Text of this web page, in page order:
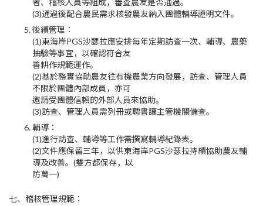
(3)通過後配合農民需求核發農友納入團體輔導證明文件。
後續管理：
(1)東海岸PGS沙瑟拉應安排每年定期訪查一次、輔導、農藥
抽驗等事宜，以確認符合友
善耕作規範運作。
(2)基於務實協助農友往有機農業方向發展，訪查、管理人員
不限於團體內部成員，亦可
邀請受團體信賴的外部人員來協助。
(3)訪查、管理人員需列冊或聘書讓主管機關備查。
輔導：
(1)進行訪查、輔導等工作需撰寫輔導紀錄表。
(2)文件應保留三年，以供東海岸PGS沙瑟拉持續協助農友輔
導及改善。(雙方都保存，以
防萬一)
七、稽核管理規範：